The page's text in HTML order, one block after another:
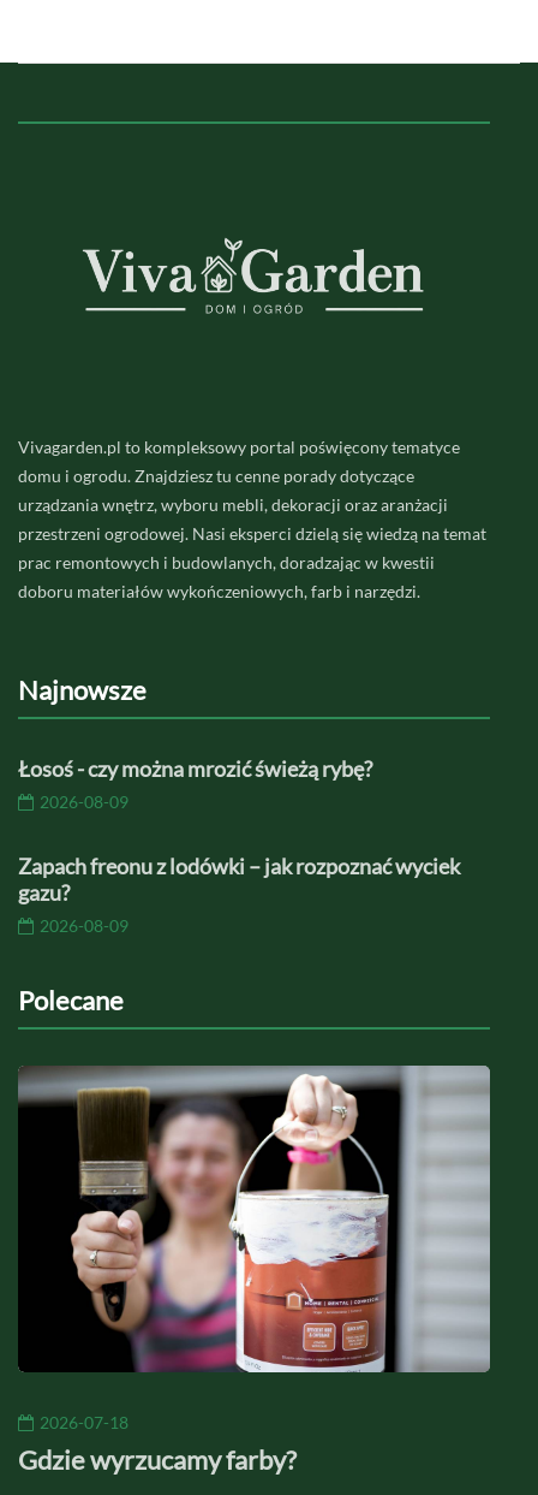
Vivagarden.pl to kompleksowy portal poświęcony tematyce
domu i ogrodu. Znajdziesz tu cenne porady dotyczące
urządzania wnętrz, wyboru mebli, dekoracji oraz aranżacji
przestrzeni ogrodowej. Nasi eksperci dzielą się wiedzą na temat
prac remontowych i budowlanych, doradzając w kwestii
doboru materiałów wykończeniowych, farb i narzędzi.
Najnowsze
Łosoś - czy można mrozić świeżą rybę?
2026-08-09
Zapach freonu z lodówki – jak rozpoznać wyciek
gazu?
2026-08-09
Polecane
2026-07-18
Gdzie wyrzucamy farby?